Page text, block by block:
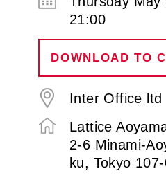
21:00
DOWNLOAD TO
Inter Office ltd
Lattice
2-6 Minami-
ku, Tokyo